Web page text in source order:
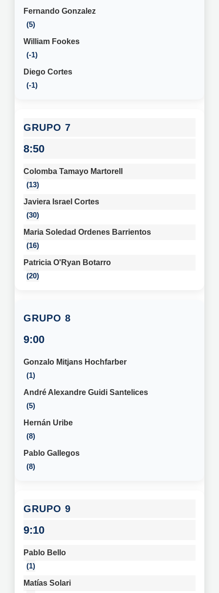
Fernando Gonzalez
5
William Fookes
-1
Diego Cortes
-1
7
8:50
Colomba Tamayo Martorell
13
Javiera Israel Cortes
30
Maria Soledad Ordenes Barrientos
16
Patricia O'Ryan Botarro
20
8
9:00
Gonzalo Mitjans Hochfarber
1
André Alexandre Guidi Santelices
5
Hernán Uribe
8
Pablo Gallegos
8
9
9:10
Pablo Bello
1
Matías Solari